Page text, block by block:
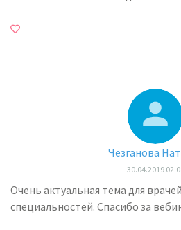
Чезганова
30.04.2019
Очень актуальная тема для
специальностей. Спасибо за